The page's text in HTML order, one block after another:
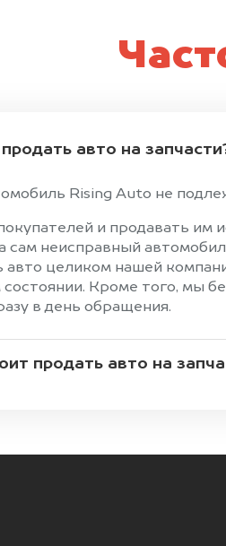
авто на
Rising Auto не
и продавать им
сам неисправный
авто целиком нашей
Кроме того, мы
в день обращения.
продать авто на